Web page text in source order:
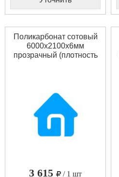
Поликарбонат сотовый
6000x2100x6мм
прозрачный (плотность
3 615
/ 1 шт